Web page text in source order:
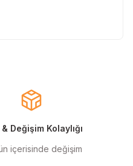
dayanıklı yapısıyla
Değişim Kolaylığı
içerisinde değişim